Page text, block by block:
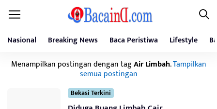
Nasional Breaking News Baca Peristiwa Lifestyle
Menampilkan postingan dengan tagAir Limbah.Tampilkan
semua postingan
Bekasi Terkini